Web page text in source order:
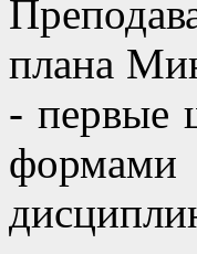
плана
- первые